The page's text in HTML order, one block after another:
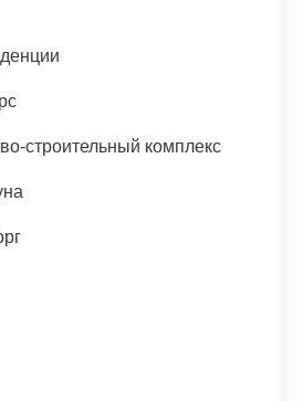
строительный комплекс